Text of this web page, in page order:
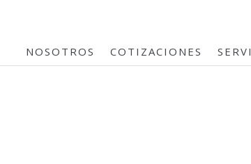
NOSOTROS COTIZACIONES